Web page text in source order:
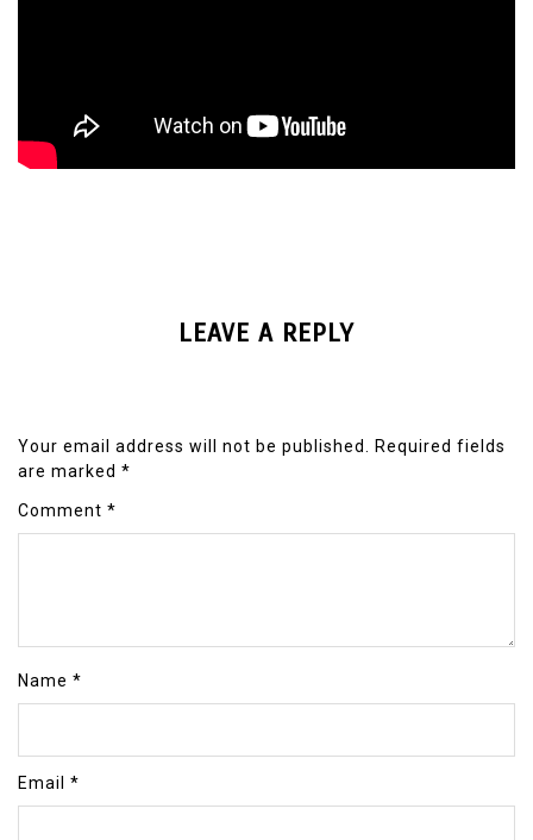
LEAVE A REPLY
Your email address will not be published. Required fields
are marked *
Comment *
Name *
Email *